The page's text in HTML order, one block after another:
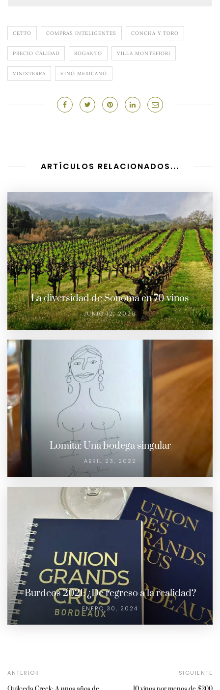
CETTO COMPRAS INTELIGENTES CONCHA Y TORO
PRECIO CALIDAD ROGANTO VILLA MONTEFIORI
VINISTERRA VINO MEXICANO
ARTÍCULOS RELACIONADOS...
La diversidad de Sonoma en 70 vinos
JUNIO 12, 2020
Lomita: Una bodega singular
ABRIL 23, 2022
Burdeos 2021: ¿De regreso a la realidad?
ENERO 30, 2024
ANTERIOR SIGUIENTE